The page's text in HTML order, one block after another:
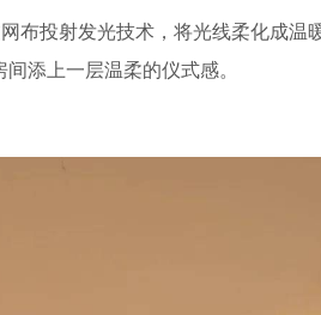
布投射发光技术，将光线柔化成
添上一层温柔的仪式感。